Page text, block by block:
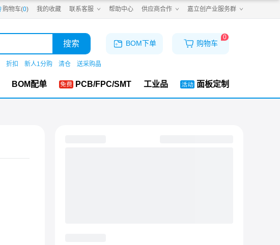
购物车(0) 我的收藏 联系客服 帮助中心 供应商合作 嘉立创产业服务群
搜索
折扣 新人1分购 清仓 送采购晶
BOM下单 购物车
0
BOM配单 PCB/FPC/SMT 工业品 面板定制